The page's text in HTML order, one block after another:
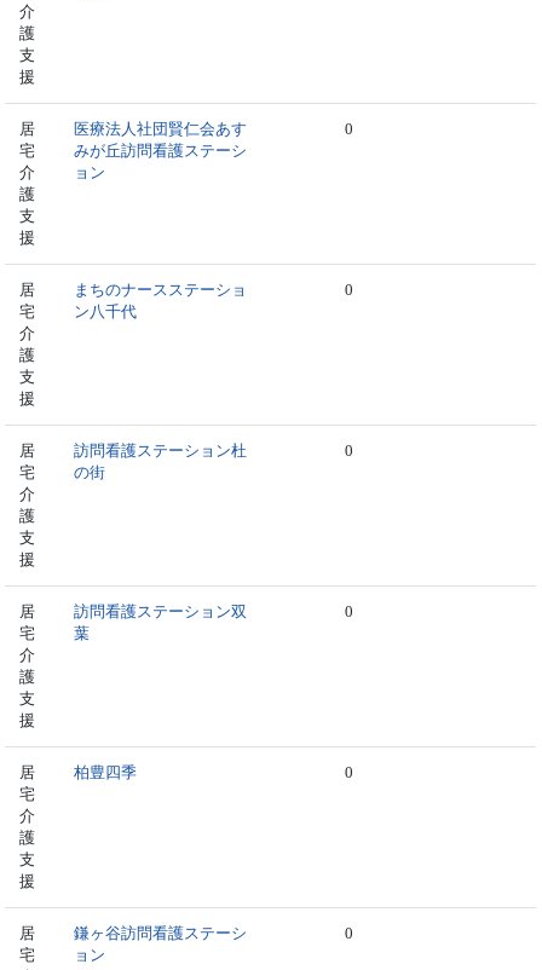
介
護
支
援
居
宅
介
護
支
援
医療法人社団賢仁会あす
みが丘訪問看護ステーシ
ョン
0
居
宅
介
護
支
援
まちのナースステーショ
ン八千代
0
居
宅
介
護
支
援
訪問看護ステーション杜
の街
0
居
宅
介
護
支
援
訪問看護ステーション双
葉
0
居
宅
介
護
支
援
柏豊四季 0
居
宅
鎌ヶ谷訪問看護ステーシ
ョン
0